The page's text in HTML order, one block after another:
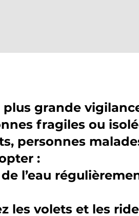
grande
fragiles ou
personnes
:
l’eau
les volets et les